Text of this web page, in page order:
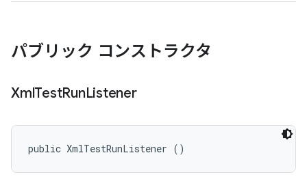
パブリック コンストラクタ
XmlTestRunListener
public XmlTestRunListener ()